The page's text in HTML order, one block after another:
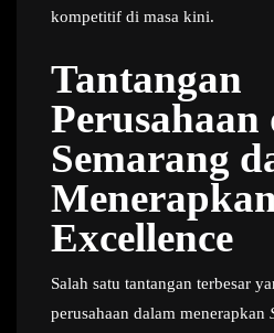
kompetitif di masa kini.
Tantangan
Perusahaan
Semarang
Excellence
Salah satu tantangan terbesar
perusahaan dalam menerapkan